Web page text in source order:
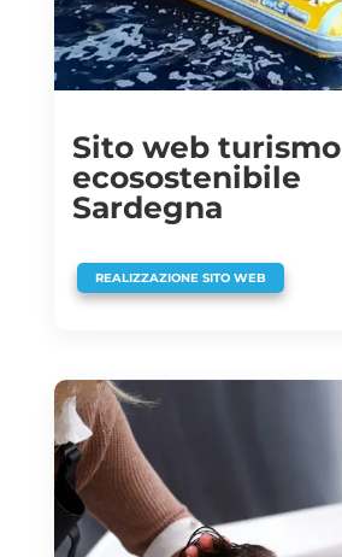
Sito web turismo
ecosostenibile
Sardegna
REALIZZAZIONE SITO WEB